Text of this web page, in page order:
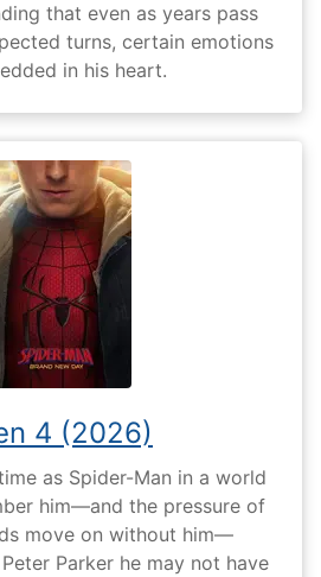
that even as years pass
turns, certain emotions
in his heart.
4 (2026)
as Spider-Man in a world
him—and the pressure of
move on without him—
Parker he may not have